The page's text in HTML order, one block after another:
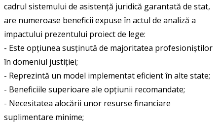
cadrul sistemului de asistență juridică garantată de stat,
are numeroase beneficii expuse în actul de analiză a
impactului prezentului proiect de lege:
- Este opțiunea susținută de majoritatea profesioniștilor
în domeniul justiției;
- Reprezintă un model implementat eficient în alte state;
- Beneficiile superioare ale opțiunii recomandate;
- Necesitatea alocării unor resurse financiare
suplimentare minime;